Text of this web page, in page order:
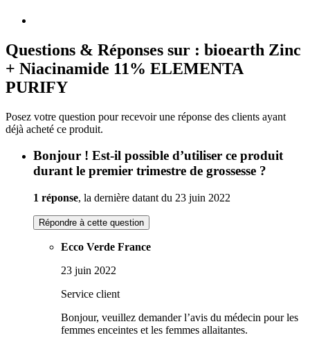
Questions & Réponses sur : bioearth Zinc
+ Niacinamide 11% ELEMENTA
PURIFY
Posez votre question pour recevoir une réponse des clients ayant
déjà acheté ce produit.
Bonjour ! Est-il possible d’utiliser ce produit
durant le premier trimestre de grossesse ?
1 réponse, la dernière datant du 23 juin 2022
Répondre à cette question
Ecco Verde France
23 juin 2022
Service client
Bonjour, veuillez demander l’avis du médecin pour les
femmes enceintes et les femmes allaitantes.